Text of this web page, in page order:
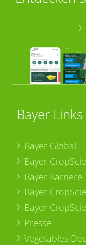
Bayer Links
Bayer Global
Bayer
Bayer Karriere
Bayer
Bayer
Presse
Vegetables